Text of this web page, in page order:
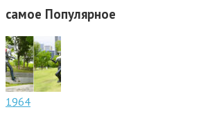
самое Популярное
1964